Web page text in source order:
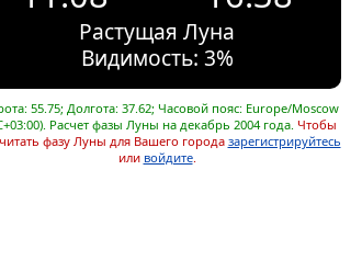
Растущая Луна
Видимость: 3%
55.75; Долгота: 37.62; Часовой пояс: Europe/Moscow
Расчет фазы Луны на декабрь 2004 года. Чтобы
фазу Луны для Вашего города зарегистрируйтесь
или войдите.